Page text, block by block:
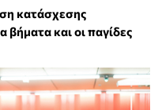
κατάσχεσης
βήματα και οι παγίδες